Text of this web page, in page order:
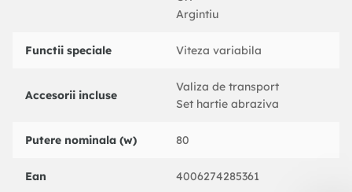
Argintiu
Functii speciale Viteza variabila
Accesorii incluse
Valiza de transport
Set hartie abraziva
Putere nominala (w) 80
Ean 4006274285361